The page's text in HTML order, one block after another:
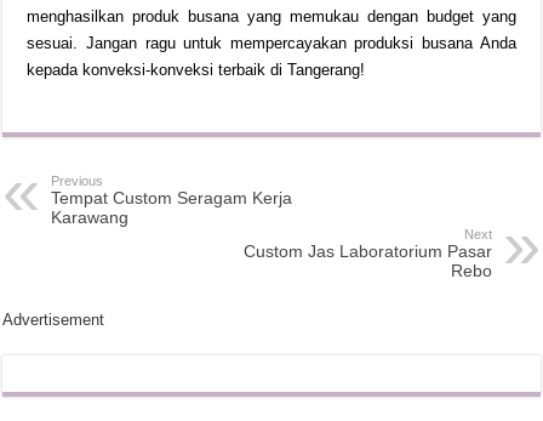
menghasilkan produk busana yang memukau dengan budget yang
sesuai. Jangan ragu untuk mempercayakan produksi busana Anda
kepada konveksi-konveksi terbaik di Tangerang!
Previous
Tempat Custom Seragam Kerja
Karawang
Next
Custom Jas Laboratorium Pasar
Rebo
Advertisement